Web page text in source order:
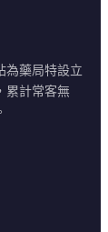
為藥局特設立
累計常客無